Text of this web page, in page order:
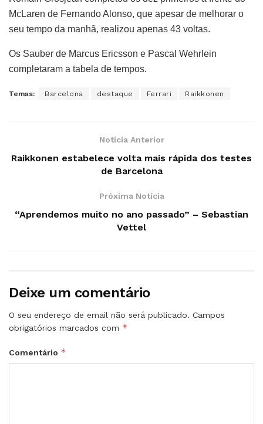
McLaren de Fernando Alonso, que apesar de melhorar o
seu tempo da manhã, realizou apenas 43 voltas.
Os Sauber de Marcus Ericsson e Pascal Wehrlein
completaram a tabela de tempos.
Temas: Barcelona destaque Ferrari Raikkonen
Notícia Anterior
Raikkonen estabelece volta mais rápida dos testes
de Barcelona
Próxima Notícia
“Aprendemos muito no ano passado” – Sebastian
Vettel
Deixe um comentário
O seu endereço de email não será publicado. Campos
obrigatórios marcados com *
Comentário *